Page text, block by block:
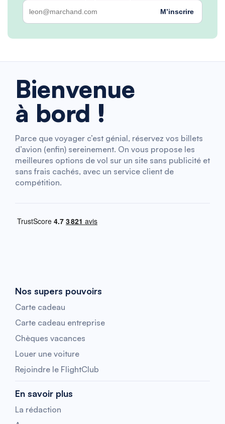
M’inscrire
Bienvenue
à bord !
Parce que voyager c’est génial, réservez vos billets
d’avion (enfin) sereinement. On vous propose les
meilleures options de vol sur un site sans publicité et
sans frais cachés, avec un service client de
compétition.
Nos supers pouvoirs
Carte cadeau
Carte cadeau entreprise
Chèques vacances
Louer une voiture
Rejoindre le FlightClub
En savoir plus
La rédaction